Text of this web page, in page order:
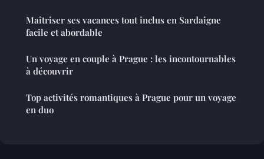
Maîtriser ses vacances tout inclus en Sardaigne
facile et abordable
Un voyage en couple à Prague : les incontournables
à découvrir
Top activités romantiques à Prague pour un voyage
en duo